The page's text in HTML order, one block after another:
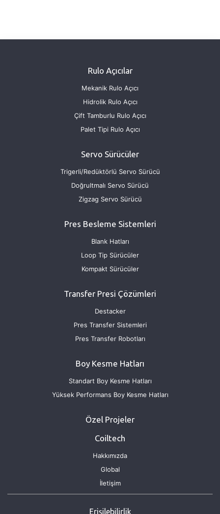
Rulo Açıcılar
Mekanik Rulo Açıcı
Hidrolik Rulo Açıcı
Çift Tamburlu Rulo Açıcı
Palet Tipi Rulo Açıcı
Servo Sürücüler
Trigerli/Redüktörlü Servo Sürücü
Doğrultmalı Servo Sürücü
Zigzag Servo Sürücü
Pres Besleme Sistemleri
Blank Hatları
Loop Tip Sürücüler
Kompakt Sürücüler
Transfer Presi Çözümleri
Destacker
Pres Transfer Sistemleri
Pres Transfer Robotları
Boy Kesme Hatları
Standart Boy Kesme Hatları
Yüksek Performans Boy Kesme Hatları
Özel Projeler
Coiltech
Hakkımızda
Global
İletişim
Erişilebilirlik